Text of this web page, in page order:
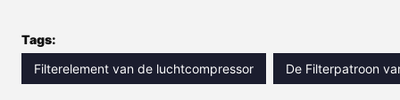
Tags:
Filterelement van de luchtcompressor
De Filterpatroon